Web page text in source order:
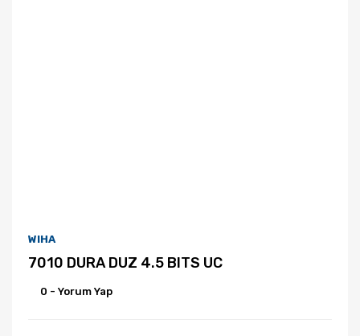
WIHA
7010 DURA DUZ 4.5 BITS UC
0 - Yorum Yap